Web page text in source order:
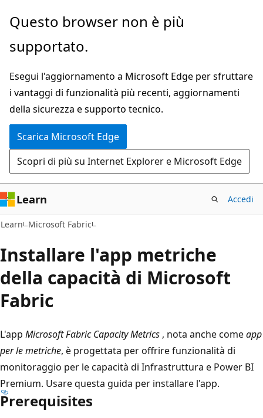
Ignora
passa
contenuto
principale
Questo browser non è più
supportato.
Esegui l'aggiornamento a Microsoft Edge per sfruttare
i vantaggi di funzionalità più recenti, aggiornamenti
della sicurezza e supporto tecnico.
Scarica Microsoft Edge
Scopri di più su Internet Explorer e Microsoft Edge
Learn Accedi
Learn Microsoft Fabric
Installare l'app metriche
della capacità di Microsoft
Fabric
L'app Microsoft Fabric Capacity Metrics , nota anche comeapp
per le metriche, è progettata per offrire funzionalità di
monitoraggio per le capacità di Infrastruttura e Power BI
Premium. Usare questa guida per installare l'app.
Prerequisites